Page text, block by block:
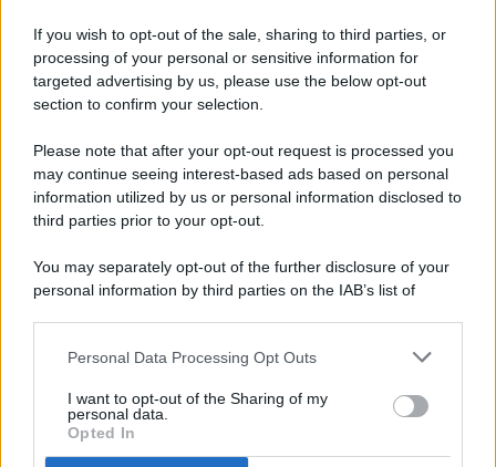
If you wish to opt-out of the sale, sharing to third parties, or
processing of your personal or sensitive information for
targeted advertising by us, please use the below opt-out
section to confirm your selection.
Please note that after your opt-out request is processed you
may continue seeing interest-based ads based on personal
information utilized by us or personal information disclosed to
third parties prior to your opt-out.
You may separately opt-out of the further disclosure of your
personal information by third parties on the IAB’s list of
This information may also be disclosed by us to third parties
disclose it to other third parties.
Personal Data Processing Opt Outs
I want to opt-out of the Sharing of my
personal data.
Opted In
© 2026 - Pianeta Design - P.IVA 04827280654 - Testata
Registrata Al Tribunale Di Nocera Inferiore N. 8/2020 - RG N.
ISCRIZIONE AL ROC N. 35792 – ISCRITTA ALL’ANSO
(ASSOCIAZIONE NAZIONALE STAMPA ONLINE)
PREFERENZE PRIVACY